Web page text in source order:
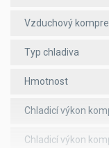
Vzduchový
Typ chladiva
Hmotnost
Chladicí výkon
Chladicí výkon